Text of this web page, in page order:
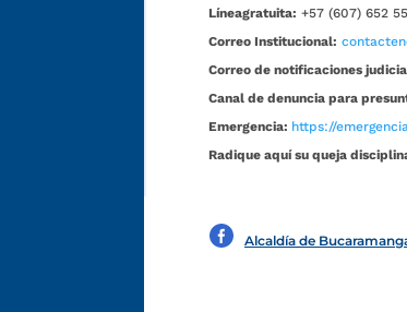
Líneagratuita: +57 (607) 652
Correo Institucional:
Correo de notificaciones
Canal de denuncia para
Emergencia: https://
Radique aquí su queja
Alcaldía de